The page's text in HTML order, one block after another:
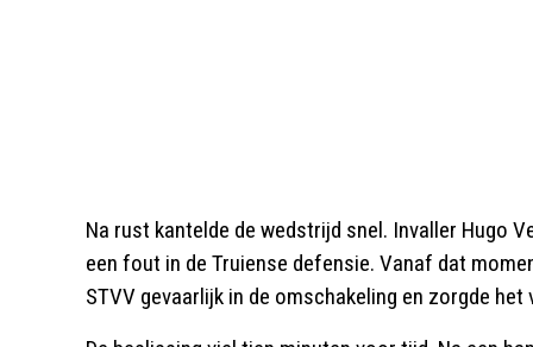
Na rust kantelde de wedstrijd snel. Invaller Hugo
een fout in de Truiense defensie. Vanaf dat
STVV gevaarlijk in de omschakeling en zorgde